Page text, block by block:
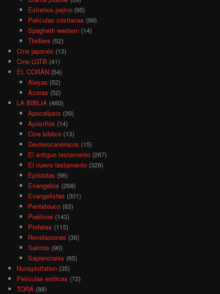
Estrenos pejino(95)
Películas cristianas (99)
Spaghetti western(14)
Thrillers (52)
Cine japonés (13)
Cine LGTB (41)
EL CORÁN (54)
Aleyas (52)
Azoras (52)
LA BIBLIA (460)
Apocalipsis (39)
Apócrifos (14)
Cine bíblico(13)
Deuterocanónicos (15)
El antiguo testamento(267)
El nuevo testamento(329)
Epístolas (96)
Evangelios (268)
Evangelistas (301)
Pentateuco(83)
Poéticos (143)
Profetas (115)
Revelaciones (36)
Salmos (90)
Sapienciales (65)
Nunsploitation (35)
Películas eróticas (72)
TORÁ (88)